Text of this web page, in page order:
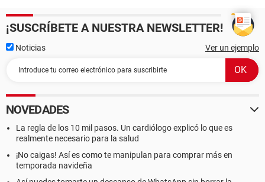
¡SUSCRÍBETE A NUESTRA NEWSLETTER!
Noticias Ver un ejemplo
NOVEDADES
La regla de los 10 mil pasos. Un cardiólogo explicó lo que es
realmente necesario para la salud
¡No caigas! Así es como te manipulan para comprar más en
temporada navideña